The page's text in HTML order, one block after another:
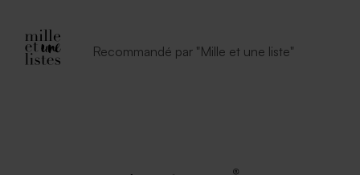
Recommandé par "Mille et une liste"